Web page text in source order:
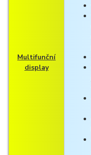
Multifunční
display